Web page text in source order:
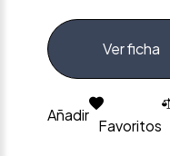
Ver ficha
Añadir
Favoritos